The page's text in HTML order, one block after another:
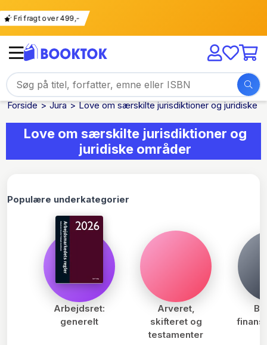
Fri fragt over 499,-
Forside Jura Love om særskilte jurisdiktioner og juridiske
Love om særskilte jurisdiktioner og
juridiske områder
Populære underkategorier
Arbejdsret:
generelt
Arveret,
skifteret og
testamenter